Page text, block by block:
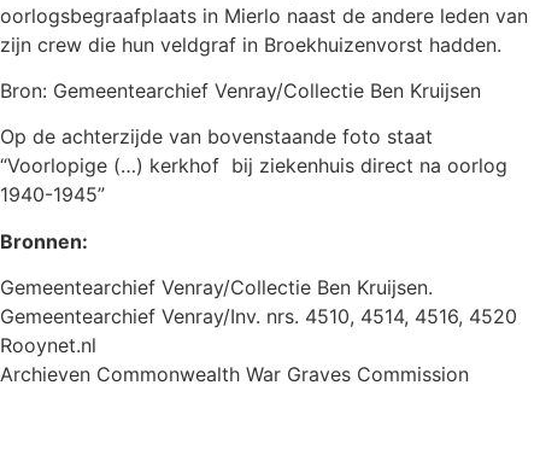
oorlogsbegraafplaats in Mierlo naast de andere leden van
zijn crew die hun veldgraf in Broekhuizenvorst hadden.
Bron: Gemeentearchief Venray/Collectie Ben Kruijsen
Op de achterzijde van bovenstaande foto staat
“Voorlopige (…) kerkhof bij ziekenhuis direct na oorlog
1940-1945”
Bronnen:
Gemeentearchief Venray/Collectie Ben Kruijsen.
Gemeentearchief Venray/Inv. nrs. 4510, 4514, 4516, 4520
Rooynet.nl
Archieven Commonwealth War Graves Commission